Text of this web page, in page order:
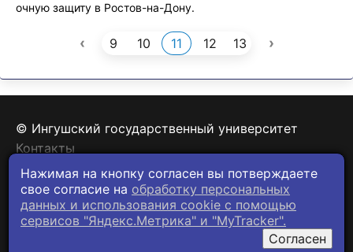
очную защиту в Ростов-на-Дону.
‹ 9 10 11 12 13 ›
© Ингушский государственный университет
Контакты
Политика конфиденциальности
Нажимая на кнопку согласен вы потверждаете
свое согласие на обработку персональных
данных и использования cookie c помощью
сервисов "Яндекс.Метрика" и "MyTracker".
Согласен